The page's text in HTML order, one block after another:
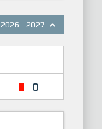
2026 - 2027
0